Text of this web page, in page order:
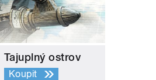
Tajuplný ostrov
Koupit